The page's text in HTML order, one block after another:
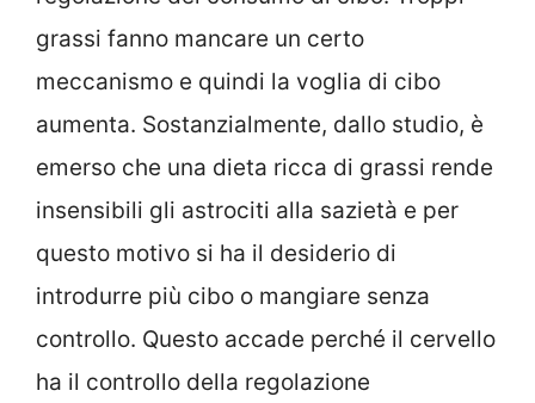
grassi fanno mancare un certo
meccanismo e quindi la voglia di cibo
aumenta. Sostanzialmente, dallo studio, è
emerso che una dieta ricca di grassi rende
insensibili gli astrociti alla sazietà e per
questo motivo si ha il desiderio di
introdurre più cibo o mangiare senza
controllo. Questo accade perché il cervello
ha il controllo della regolazione